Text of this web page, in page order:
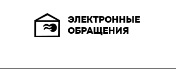
ЭЛЕКТРОННЫЕ
ОБРАЩЕНИЯ